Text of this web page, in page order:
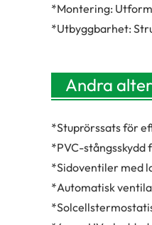
*Montering:
*Utbyggbarhet:
Andra
*Stuprörssats för
*PVC-stångsskydd
*Sidoventiler med
*Automatisk
*